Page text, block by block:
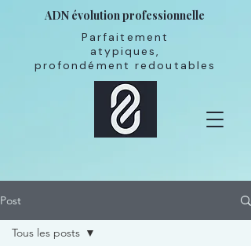
ADN évolution professionnelle
Parfaitement
atypiques,
profondément redoutables
Post
Tous les posts